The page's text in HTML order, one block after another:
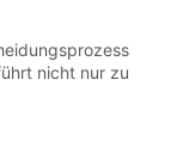
nicht nur zu